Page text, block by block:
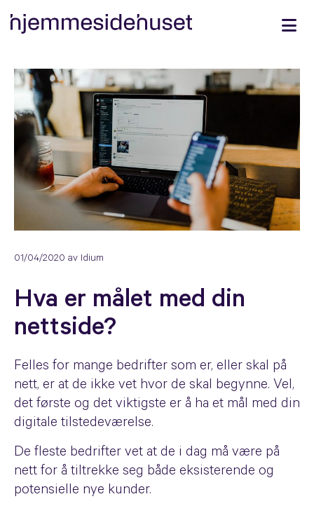
01/04/2020 av Idium
Hva er målet med din
nettside?
Felles for mange bedrifter som er, eller skal på
nett, er at de ikke vet hvor de skal begynne. Vel,
det første og det viktigste er å ha et mål med din
digitale tilstedeværelse.
De fleste bedrifter vet at de i dag må være på
nett for å tiltrekke seg både eksisterende og
potensielle nye kunder.